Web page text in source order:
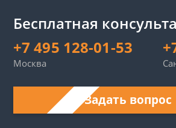
Бесплатная
+7 495 128-01-53
Москва
Задать вопрос